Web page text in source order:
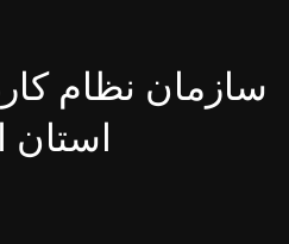
سازمان نظام
استان